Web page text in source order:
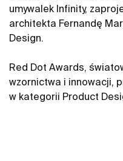
umywalek Infinity,
architekta Fernandę
Design.
Red Dot Awards,
wzornictwa i innowacji,
w kategorii Product